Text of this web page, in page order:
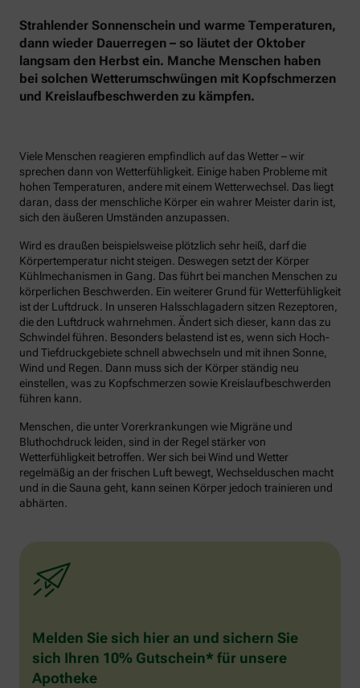
Strahlender Sonnenschein und warme Temperaturen,
dann wieder Dauerregen – so läutet der Oktober
langsam den Herbst ein. Manche Menschen haben
bei solchen Wetterumschwüngen mit Kopfschmerzen
und Kreislaufbeschwerden zu kämpfen.
Viele Menschen reagieren empfindlich auf das Wetter – wir
sprechen dann von Wetterfühligkeit. Einige haben Probleme mit
hohen Temperaturen, andere mit einem Wetterwechsel. Das liegt
daran, dass der menschliche Körper ein wahrer Meister darin ist,
sich den äußeren Umständen anzupassen.
Wird es draußen beispielsweise plötzlich sehr heiß, darf die
Körpertemperatur nicht steigen. Deswegen setzt der Körper
Kühlmechanismen in Gang. Das führt bei manchen Menschen zu
körperlichen Beschwerden. Ein weiterer Grund für Wetterfühligkeit
ist der Luftdruck. In unseren Halsschlagadern sitzen Rezeptoren,
die den Luftdruck wahrnehmen. Ändert sich dieser, kann das zu
Schwindel führen. Besonders belastend ist es, wenn sich Hoch-
und Tiefdruckgebiete schnell abwechseln und mit ihnen Sonne,
Wind und Regen. Dann muss sich der Körper ständig neu
einstellen, was zu Kopfschmerzen sowie Kreislaufbeschwerden
führen kann.
Menschen, die unter Vorerkrankungen wie Migräne und
Bluthochdruck leiden, sind in der Regel stärker von
Wetterfühligkeit betroffen. Wer sich bei Wind und Wetter
regelmäßig an der frischen Luft bewegt, Wechselduschen macht
und in die Sauna geht, kann seinen Körper jedoch trainieren und
abhärten.
Melden Sie sich hier an und sichern Sie
sich Ihren 10% Gutschein* für unsere
Apotheke